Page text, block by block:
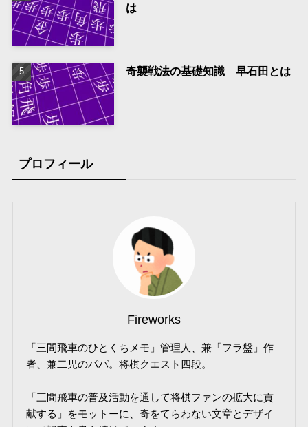
は
奇襲戦法の基礎知識 早石田とは
プロフィール
Fireworks
「三間飛車のひとくちメモ」管理人、兼「フラ盤」作
者、兼二児のパパ。将棋クエスト四段。
「三間飛車の普及活動を通して将棋ファンの拡大に貢
献する」をモットーに、奇をてらわない文章とデザイ